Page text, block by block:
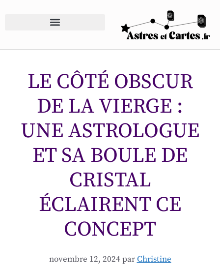
LE CÔTÉ OBSCUR
DE LA VIERGE :
UNE ASTROLOGUE
ET SA BOULE DE
CRISTAL
ÉCLAIRENT CE
CONCEPT
novembre 12, 2024 parChristine